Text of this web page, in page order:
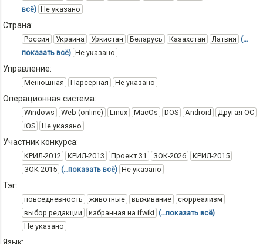
всё) Не указано
Страна:
Россия Украина Уркистан Беларусь Казахстан Латвия (…
показать всё) Не указано
Управление:
Менюшная Парсерная Не указано
Операционная система:
Windows Web (online) Linux MacOs DOS Android
Другая ОС
iOS
Не указано
Участник конкурса:
КРИЛ-2012 КРИЛ-2013 Проект 31 ЗОК-2026
КРИЛ-2015
ЗОК-2015 (…показать всё) Не указано
Тэг:
повседневность животные выживание
сюрреализм
выбор редакции
избранная на ifwiki (…показать всё)
Не указано